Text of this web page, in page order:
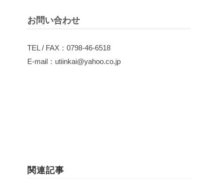
お問い合わせ
TEL / FAX：0798-46-6518
E-mail：utiinkai@yahoo.co.jp
関連記事